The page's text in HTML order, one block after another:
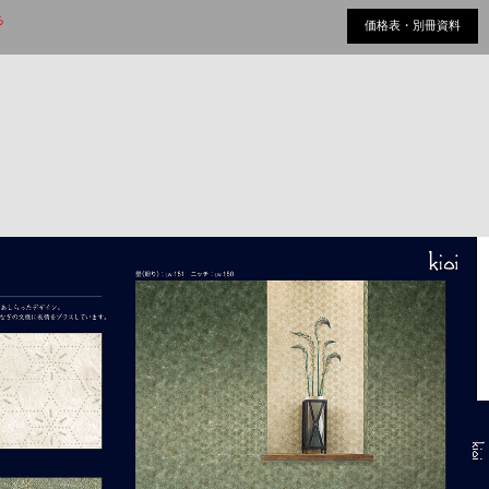
価格表・別冊資料